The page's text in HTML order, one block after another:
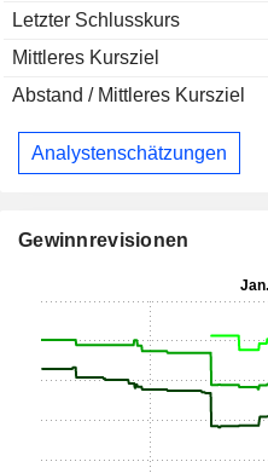
Letzter Schlusskurs
Mittleres Kursziel
Abstand / Mittleres Kursziel
Analystenschätzungen
Gewinnrevisionen